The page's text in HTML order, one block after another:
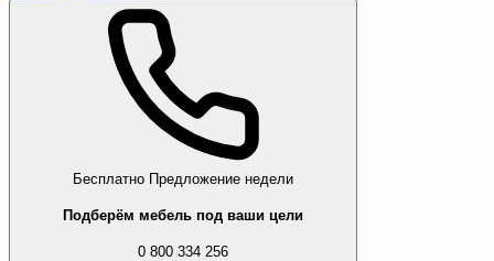
Бесплатно Предложение недели
Подберём мебель под ваши цели
0 800 334 256